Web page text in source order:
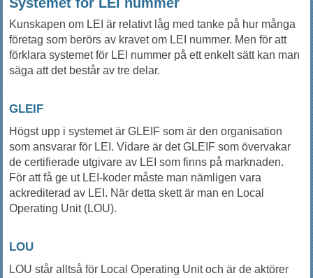
Kunskapen om LEI är relativt låg med tanke på hur många
företag som berörs av kravet om LEI nummer. Men för att
förklara systemet för LEI nummer på ett enkelt sätt kan man
säga att det består av tre delar.
GLEIF
Högst upp i systemet är GLEIF som är den organisation
som ansvarar för LEI. Vidare är det GLEIF som övervakar
de certifierade utgivare av LEI som finns på marknaden.
För att få ge ut LEI-koder måste man nämligen vara
ackrediterad av LEI. När detta skett är man en Local
Operating Unit (LOU).
LOU
LOU står alltså för Local Operating Unit och är de aktörer